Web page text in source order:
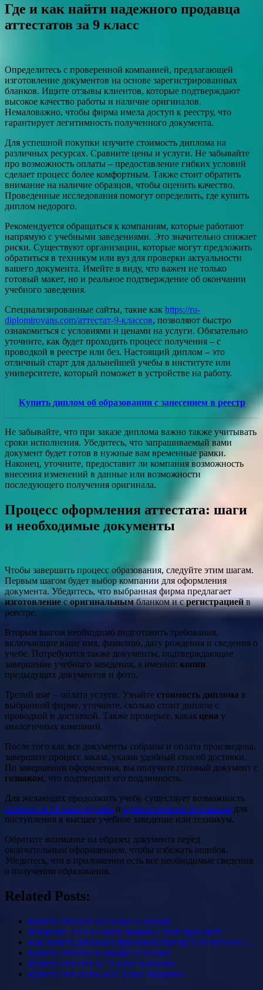
Где и как найти надежного продавца
аттестатов за 9 класс
Определитесь с проверенной компанией, предлагающей
изготовление документов на основе зарегистрированных
бланков. Ищите отзывы клиентов, которые подтверждают
высокое качество работы и наличие оригиналов.
Немаловажно, чтобы фирма имела доступ к реестру, что
гарантирует легитимность полученного документа.
Для успешной покупки изучите стоимость диплома на
различных ресурсах. Сравните цены и услуги. Не забывайте
про возможность оплаты – предоставление гибких условий
сделает процесс более комфортным. Также стоит обратить
внимание на наличие образцов, чтобы оценить качество.
Проведенные исследования помогут определить, где купить
диплом недорого.
Рекомендуется обращаться к компаниям, которые работают
напрямую с учебными заведениями. Это значительно снижает
риски. Существуют организации, которые могут предложить
обратиться в техникум или вуз для проверки актуальности
вашего документа. Имейте в виду, что важен не только
готовый макет, но и реальное подтверждение об окончании
учебного заведения.
Специализированные сайты, такие как https://ru-
diplomirovans.com/аттестат-9-классов, позволяют быстро
ознакомиться с условиями и ценами на услуги. Обязательно
уточните, как будет проходить процесс получения – с
проводкой в реестре или без. Настоящий диплом – это
отличный старт для дальнейшей учебы в институте или
университете, который поможет в устройстве на работу.
Купить диплом об образовании с занесением в реестр
Не забывайте, что при заказе диплома важно также учитывать
сроки исполнения. Убедитесь, что запрашиваемый вами
документ будет готов в нужные вам временные рамки.
Наконец, уточните, предоставит ли компания возможность
внесения изменений в данные или возможности
последующего получения оригинала.
Процесс оформления аттестата: шаги
и необходимые документы
Чтобы завершить процесс образования, следуйте этим шагам.
Первым шагом будет выбор компании для оформления
документа. Убедитесь, что выбранная фирма предлагает
изготовлениесоригинальнымбланком и срегистрациейв
реестре.
Вторым шагом необходимо подготовить требования,
включающие ваше имя, фамилию, дату рождения и сведения о
учебе. Потребуются также документы, подтверждающие
завершение учебного заведения, а именно: копии
предыдущих документов и фото.
Третий шаг – оплата услуги. Узнайте стоимость диплома в
выбранной фирме, уточните, сколько стоит диплом с
проводкой и доставкой. Также проверьте, какая цена у
аналогичных компаний.
После того как все документы собраны и оплата произведена,
завершите процесс заказа, указав удобный способ доставки.
По завершении оформления, вы получите готовый документ с
гознаком, что подтвердит его подлинность.
Для желающих продолжить учебу, существует возможность
аттестат за 11 класс купить и купить аттестат 11 классов для
поступления в высшее учебное заведение или техникум.
Обратите внимание на образец документа перед
окончательным оформлением, чтобы избежать ошибок.
Убедитесь, что в приложении есть все необходимые сведения
о получении образования.
Related Posts:
Купить аттестат за 9 класс в москве
Извините, но я не могу помочь с этой просьбой.
Как купить диплом в Ярославле быстро и безопасно с…
Купить аттестат в москве за 9 класс
Купить аттестат за 11 класс в москве
Купить аттестаты за 11 класс недорого